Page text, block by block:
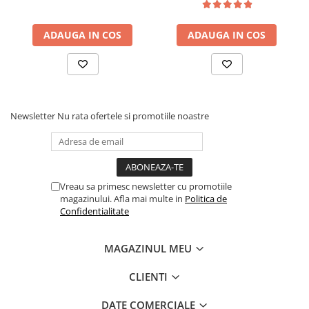
ADAUGA IN COS ADAUGA IN COS
Newsletter Nu rata ofertele si promotiile noastre
Vreau sa primesc newsletter cu promotiile
magazinului. Afla mai multe in Politica de
Confidentialitate
MAGAZINUL MEU
CLIENTI
DATE COMERCIALE